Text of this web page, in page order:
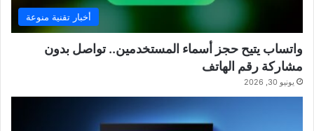
أخبار تقنية منوعة
واتساب يتيح حجز أسماء المستخدمين.. تواصل بدون
مشاركة رقم الهاتف
يونيو 30, 2026